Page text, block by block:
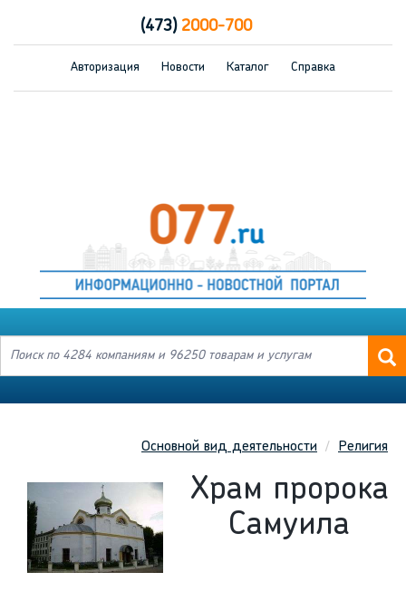
(473)2000-700
Авторизация Новости Каталог Справка
Основной вид деятельности Религия
Храм пророка
Самуила